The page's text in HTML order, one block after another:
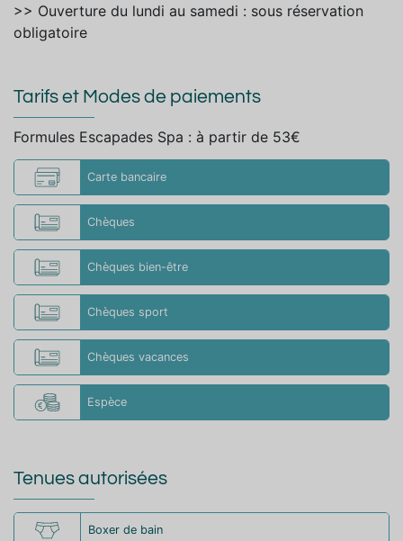
>> Ouverture du lundi au samedi : sous réservation
obligatoire
Tarifs et Modes de paiements
Formules Escapades Spa : à partir de 53€
Carte bancaire
Chèques
Chèques bien-être
Chèques sport
Chèques vacances
Espèce
Tenues autorisées
Boxer de bain